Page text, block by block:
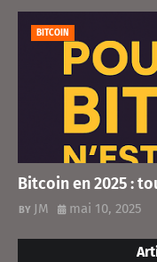
BITCOIN
Bitcoin en 2025 :
JM mai 10, 2025